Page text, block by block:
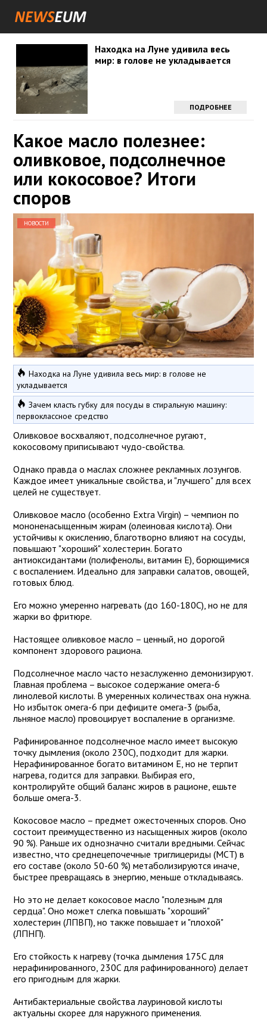
Находка на Луне удивила весь
мир: в голове не укладывается
ПОДРОБНЕЕ
Какое масло полезнее:
оливковое, подсолнечное
или кокосовое? Итоги
споров
НОВОСТИ
Находка на Луне удивила весь мир: в голове не
укладывается
Зачем класть губку для посуды в стиральную машину:
первоклассное средство
Оливковое восхваляют, подсолнечное ругают,
кокосовому приписывают чудо-свойства.
Однако правда о маслах сложнее рекламных лозунгов.
Каждое имеет уникальные свойства, и "лучшего" для всех
целей не существует.
Оливковое масло (особенно Extra Virgin) – чемпион по
мононенасыщенным жирам (олеиновая кислота). Они
устойчивы к окислению, благотворно влияют на сосуды,
повышают "хороший" холестерин. Богато
антиоксидантами (полифенолы, витамин Е), борющимися
с воспалением. Идеально для заправки салатов, овощей,
готовых блюд.
Его можно умеренно нагревать (до 160-180C), но не для
жарки во фритюре.
Настоящее оливковое масло – ценный, но дорогой
компонент здорового рациона.
Подсолнечное масло часто незаслуженно демонизируют.
Главная проблема – высокое содержание омега-6
линолевой кислоты. В умеренных количествах она нужна.
Но избыток омега-6 при дефиците омега-3 (рыба,
льняное масло) провоцирует воспаление в организме.
Рафинированное подсолнечное масло имеет высокую
точку дымления (около 230C), подходит для жарки.
Нерафинированное богато витамином Е, но не терпит
нагрева, годится для заправки. Выбирая его,
контролируйте общий баланс жиров в рационе, ешьте
больше омега-3.
Кокосовое масло – предмет ожесточенных споров. Оно
состоит преимущественно из насыщенных жиров (около
90 %). Раньше их однозначно считали вредными. Сейчас
известно, что среднецепочечные триглицериды (МСТ) в
его составе (около 50-60 %) метаболизируются иначе,
быстрее превращаясь в энергию, меньше откладываясь.
Но это не делает кокосовое масло "полезным для
сердца". Оно может слегка повышать "хороший"
холестерин (ЛПВП), но также повышает и "плохой"
(ЛПНП).
Его стойкость к нагреву (точка дымления 175C для
нерафинированного, 230C для рафинированного) делает
его пригодным для жарки.
Антибактериальные свойства лауриновой кислоты
актуальны скорее для наружного применения.